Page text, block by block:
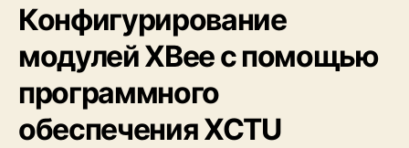
Конфигурирование
модулей XBee с помощью
программного
обеспечения XCTU